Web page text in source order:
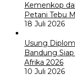
Kemenkop
Petani Tebu
18 Juli 2026
Usung
Bandung
Afrika 2026
10 Juli 2026